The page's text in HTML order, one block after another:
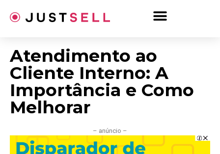
para
Atendimento ao
Cliente Interno: A
Importância e Como
Melhorar
– anúncio –